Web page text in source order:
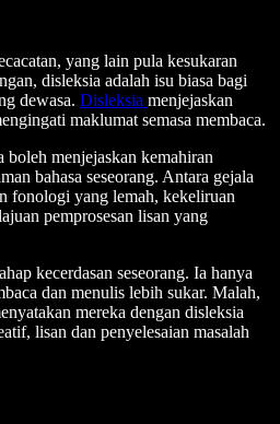
yang lain pula kesukaran
disleksia adalah isu biasa bagi
dewasa. Disleksia menjejaskan
maklumat semasa membaca.
menjejaskan kemahiran
bahasa seseorang. Antara gejala
fonologi yang lemah, kekeliruan
pemprosesan lisan yang
kecerdasan seseorang. Ia hanya
dan menulis lebih sukar. Malah,
mereka dengan disleksia
lisan dan penyelesaian masalah